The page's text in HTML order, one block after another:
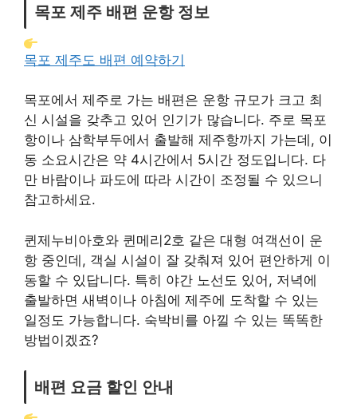
목포 제주 배편 운항 정보
목포 제주도 배편 예약하기
목포에서 제주로 가는 배편은 운항 규모가 크고 최
신 시설을 갖추고 있어 인기가 많습니다. 주로 목포
항이나 삼학부두에서 출발해 제주항까지 가는데, 이
동 소요시간은 약 4시간에서 5시간 정도입니다. 다
만 바람이나 파도에 따라 시간이 조정될 수 있으니
참고하세요.
퀸제누비아호와 퀸메리2호 같은 대형 여객선이 운
항 중인데, 객실 시설이 잘 갖춰져 있어 편안하게 이
동할 수 있답니다. 특히 야간 노선도 있어, 저녁에
출발하면 새벽이나 아침에 제주에 도착할 수 있는
일정도 가능합니다. 숙박비를 아낄 수 있는 똑똑한
방법이겠죠?
배편 요금 할인 안내